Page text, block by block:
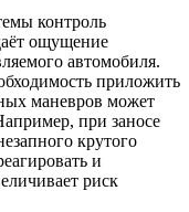
контроль
ощущение
автомобиля.
приложить
маневров может
при заносе
крутого
и
риск